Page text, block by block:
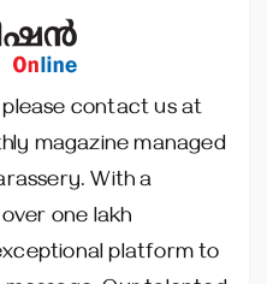
contact us at
magazine managed
With a
one lakh
platform to